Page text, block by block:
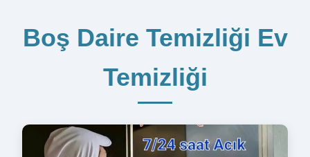
Boş Daire Temizliği Ev
Temizliği